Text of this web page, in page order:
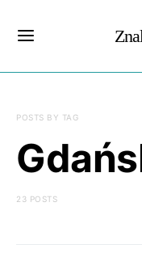
POSTS BY TAG
23 POSTS